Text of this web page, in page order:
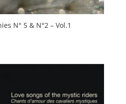
N° 5 & N°2 – Vol.1